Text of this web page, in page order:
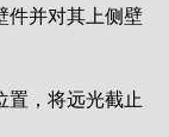
件并对其上侧壁
置，将远光截止